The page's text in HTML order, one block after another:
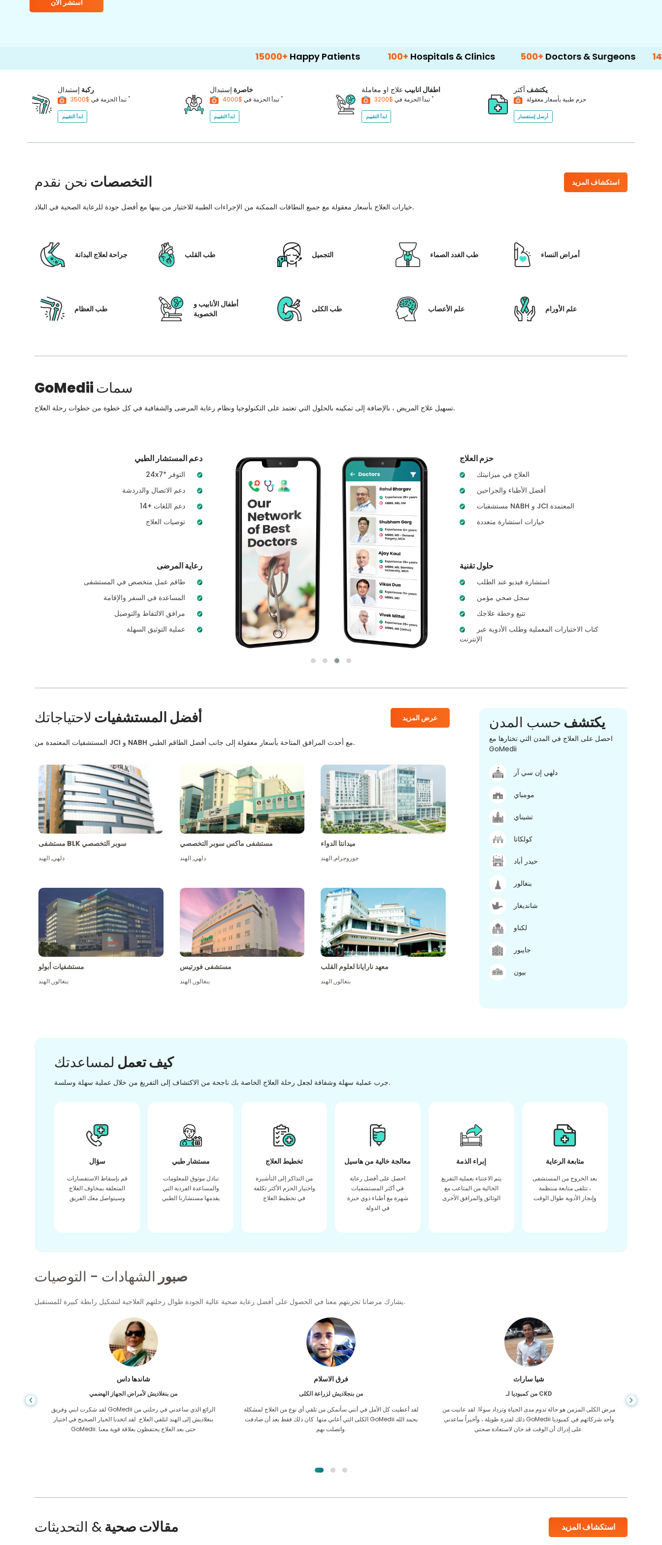
استشر الآن
Happy Patients 100+ Hospitals & Clinics 500+ Doctors & Surgeons 14+
ركبة إستبدال
تبدأ الحزمة في *
ابدأ التقييم
خاصرة إستبدال
تبدأ الحزمة في$4000 *
ابدأ التقييم
اطفال انابيب علاج او معاملة
تبدأ الحزمة في *
ابدأ التقييم
يكتشف أكثر
حزم طبية بأسعار معقولة
أرسل إستفسار
التخصصات نحن نقدم استكشاف المزيد
خيارات العلاج بأسعار معقولة مع جميع النطاقات الممكنة من الإجراءات الطبية للاختيار من بينها مع أفضل جودة للرعاية الصحية في البلاد.
جراحة لعلاج البدانة طب القلب التجميل طب الغدد الصماء أمراض النساء
طب العظام
أطفال الأنابيب و
الخصوبة
طب الكلى علم الأعصاب علم الأورام
GoMediiسمات
تسهيل علاج المريض ، بالإضافة إلى تمكينه بالحلول التي تعتمد على التكنولوجيا ونظام رعاية المرضى والشفافية في كل خطوة من خطوات رحلة العلاج.
دعم المستشار الطبي
رعاية المرضى
حزم العلاج
العلاج في ميزانيتك
أفضل الأطباء والجراحين
مستشفيات NABH و JCI المعتمدة
خيارات استشارة متعددة
حلول تقنية
استشارة فيديو عند الطلب
سجل صحي مؤمن
تتبع وخطة علاجك
الإنترنت
أفضل المستشفيات لاحتياجاتك عرض المزيد
المستشفيات المعتمدة من JCI و NABH مع أحدث المرافق المتاحة بأسعار معقولة إلى جانب أفضل الطاقم الطبي.
مستشفى BLK سوبر التخصصي
دلهي,الهند
مستشفى ماكس سوبر التخصصي
دلهي,الهند
ميدانتا الدواء
جوروجرام,الهند
مستشفيات أبولو
بنغالور,الهند
مستشفى فورتيس
بنغالور,الهند
معهد نارايانا لعلوم القلب
بنغالور,الهند
يكتشفحسب المدن
احصل على العلاج في المدن التي تختارها مع
GoMedii
دلهي إن سي آر
مومباي
تشيناي
كولكاتا
حيدر أباد
بنغالور
شانديغار
لكناو
جايبور
بيون
كيف تعمل لمساعدتك
جرب عملية سهلة وشفافة لجعل رحلة العلاج الخاصة بك ناجحة من الاكتشاف إلى التفريغ من خلال عملية سهلة وسلسة.
سؤال
قم بإسقاط الاستفسارات
المتعلقة بمخاوف العلاج
وسيتواصل معك الفريق
مستشار طبي
تبادل موثوق للمعلومات
والمساعدة الفردية التي
يقدمها مستشارنا الطبي
تخطيط العلاج
من التذاكر إلى التأشيرة
واختيار الحزم الأكثر تكلفة
في تخطيط العلاج
معالجة خالية من هاسيل
احصل على أفضل رعاية
في أكثر المستشفيات
شهرة مع أطباء ذوي خبرة
في الدولة
إبراء الذمة
يتم الاعتناء بعملية التفريغ
الخالية من المتاعب مع
الوثائق والمرافق الأخرى
متابعة الرعاية
بعد الخروج من المستشفى
، تتلقى متابعة منتظمة
وإنجاز الأدوية طوال الوقت
صبور الشهادات - التوصيات
يشارك مرضانا تجربتهم معنا في الحصول على أفضل رعاية صحية عالية الجودة طوال رحلتهم العلاجية لتشكيل رابطة كبيرة للمستقبل.
شاندها داس
من بنغلاديش لأمراض الجهاز الهضمي
لقد شكرت ابني وفريق GoMedii الرائع الذي ساعدني في رحلتي من
بنغلاديش إلى الهند لتلقي العلاج. لقد اتخذنا الخيار الصحيح في اختيار
GoMedii. حتى بعد العلاج يحتفظون بعلاقة قوية معنا
فرق الاسلام
من بنجلاديش لزراعة الكلى
لقد أعطيت كل الأمل في أنني سأتمكن من تلقي أي نوع من العلاج لمشكلة
الكلى التي أعاني منها. كان ذلك فقط بعد أن صادفت GoMedii بحمد الله
واتصلت بهم.
شيا ساراث
من كمبوديا لـ CKD
مرض الكلى المزمن هو حالة تدوم مدى الحياة وتزداد سوءًا. لقد عانيت من
ذلك لفترة طويلة ، وأخيراً ساعدني GoMedii وأحد شركائهم في كمبوديا
على إدراك أن الوقت قد حان لاستعادة صحتي.
مقالات صحية& التحديثات استكشاف المزيد